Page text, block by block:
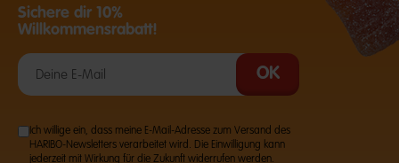
Sichere dir 10%
Willkommensrabatt!
Ich willige ein, dass meine E-Mail-Adresse zum Versand des
HARIBO-Newsletters verarbeitet wird. Die Einwilligung kann
jederzeit mit Wirkung für die Zukunft widerrufen werden.